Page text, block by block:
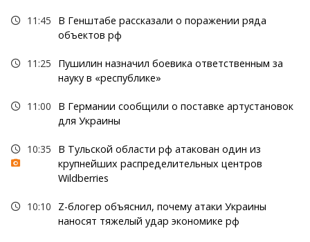
11:45
В Генштабе рассказали о поражении ряда
объектов рф
11:25
Пушилин назначил боевика ответственным за
науку в «республике»
11:00
В Германии сообщили о поставке артустановок
для Украины
10:35
В Тульской области рф атакован один из
крупнейших распределительных центров
Wildberries
10:10
Z-блогер объяснил, почему атаки Украины
наносят тяжелый удар экономике рф